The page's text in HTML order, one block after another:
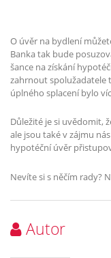
O úvěr na bydlení
Banka tak bude
šance na získání
zahrnout spolužadatele
úplného splacení bylo
Důležité je si uvědomit,
ale jsou také v zájmu
hypotéční úvěr
Nevíte si s něčím rady?
Autor